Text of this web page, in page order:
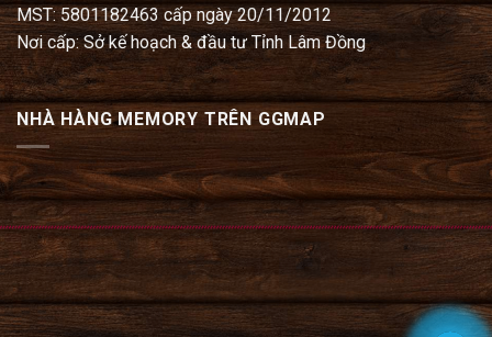
MST: 5801182463 cấp ngày 20/11/2012
Nơi cấp: Sở kế hoạch & đầu tư Tỉnh Lâm Đồng
NHÀ HÀNG MEMORY TRÊN GGMAP